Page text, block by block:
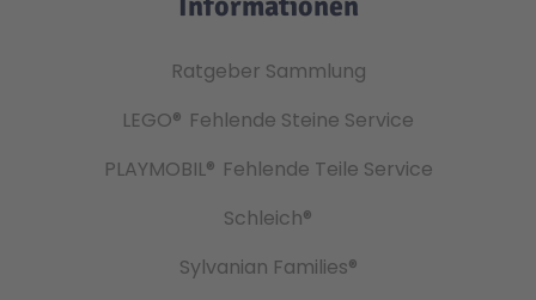
Ratgeber Sammlung
LEGO® Fehlende Steine Service
PLAYMOBIL® Fehlende Teile Service
Schleich®
Sylvanian Families®